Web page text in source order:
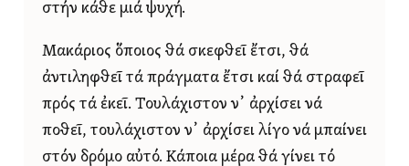
στήν κάθε μιά ψυχή.
Μακάριος ὅποιος θά σκεφθεῖ ἔτσι, θά
ἀντιληφθεῖ τά πράγματα ἔτσι καί θά στραφεῖ
πρός τά ἐκεῖ. Τουλάχιστον ν᾿ ἀρχίσει νά
ποθεῖ, τουλάχιστον ν᾿ ἀρχίσει λίγο νά μπαίνει
στόν δρόμο αὐτό. Κάποια μέρα θά γίνει τό